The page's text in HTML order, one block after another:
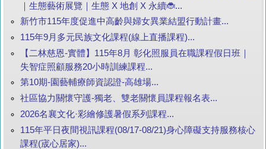
｜生態藝術展覽｜生態 X 地創 X 永續🐞...
新竹市115年度促進中高齡與婦女異業結盟行動計畫...
115年9月多元民族文化課程(線上直播課程)...
【二林慈恩-實體】115年8月 彰化照服員在職課程假日班｜
失智症照顧服務20小時訓練課程...
第10期-園藝輔療師資認證-高雄場...
社區協力關懷守護-獨老、雙老關懷員課程報名表...
2026名襄文化·彩繪修護暑假系列課程...
115年平日夜間視訊課程(08/17-08/21)身心障礙支持服務核心
課程(宬心居家)...